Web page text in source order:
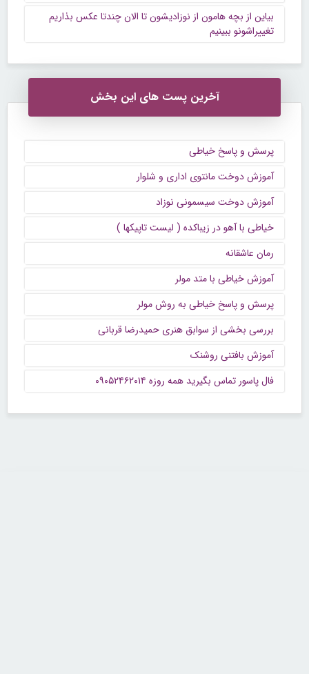
بیاین از بچه هامون از نوزادیشون تا الان چندتا عکس بذاریم
تغییراشونو ببینیم
آخرین پست های این بخش
پرسش و پاسخ خیاطی
آموزش دوخت مانتوی اداری و شلوار
آموزش دوخت سیسمونی نوزاد
خیاطی با آهو در زیباکده ( لیست تاپیکها )
رمان عاشقانه
آموزش خیاطی با متد مولر
پرسش و پاسخ خیاطی به روش مولر
بررسی بخشی از سوابق هنری حمیدرضا قربانی
آموزش بافتنی روشنک
فال پاسور تماس بگیرید همه روزه ۰۹۰۵۲۴۶۲۰۱۴